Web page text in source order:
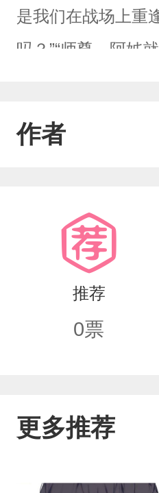
是我们在战场上重
吗？”“师尊，阿姊
岸。……“师尊～”“小
作者
推荐
0票
更多推荐